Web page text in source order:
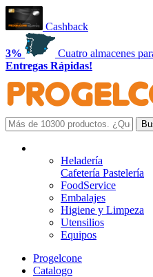
Cashback
3%
Cuatro almacenes
Entregas Rápidas!
Heladería
Cafetería Pastelería
FoodService
Embalajes
Higiene y Limpeza
Utensilios
Equipos
Progelcone
Catalogo